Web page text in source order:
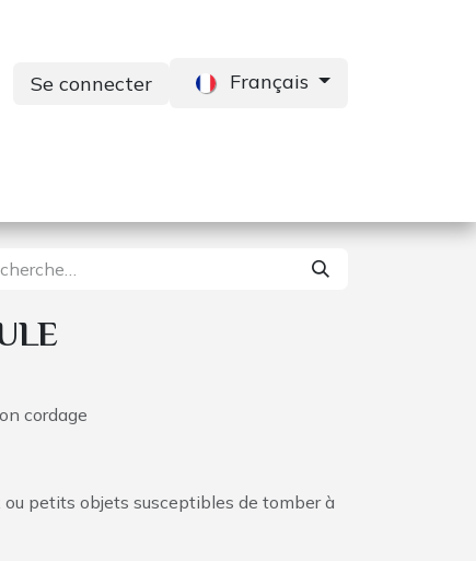
Se connecter Français
cordage
ou petits objets susceptibles de tomber à